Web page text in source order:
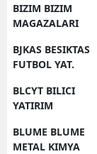
BIZIM BIZIM
MAGAZALARI
BJKAS BESIKTAS
FUTBOL YAT.
BLCYT BILICI
YATIRIM
BLUME BLUME
METAL KIMYA